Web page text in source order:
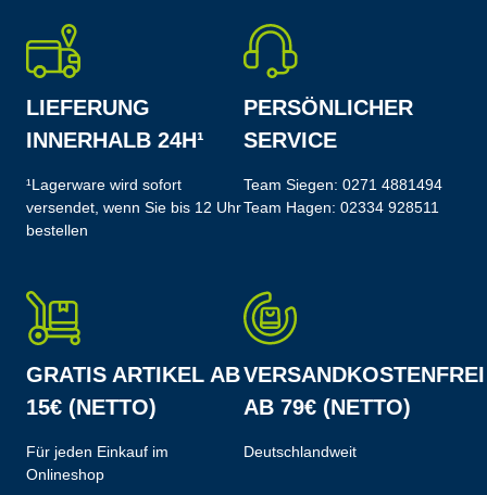
LIEFERUNG
INNERHALB 24H¹
¹Lagerware wird sofort
versendet, wenn Sie bis 12 Uhr
bestellen
PERSÖNLICHER
SERVICE
Team Siegen: 0271 4881494
Team Hagen: 02334 928511
GRATIS ARTIKEL AB
15€ (NETTO)
Für jeden Einkauf im
Onlineshop
VERSANDKOSTENFREI
AB 79€ (NETTO)
Deutschlandweit